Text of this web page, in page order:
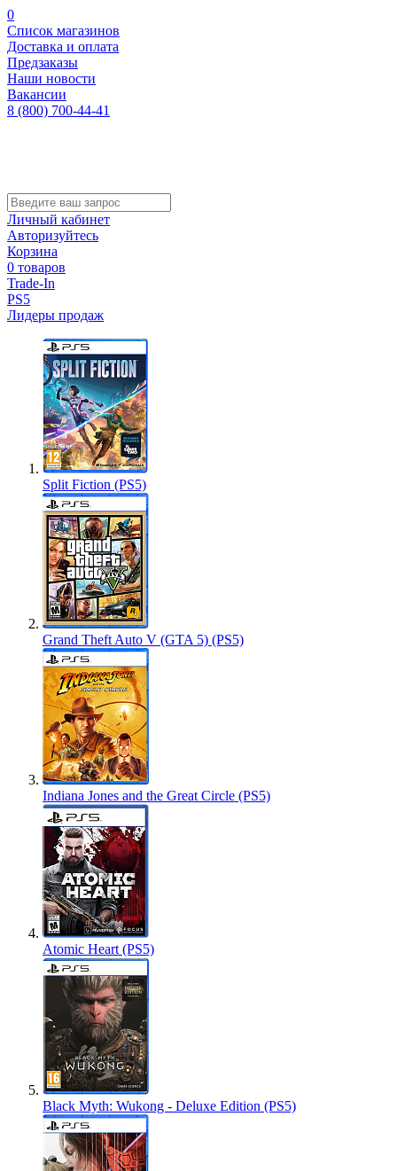
0
Список магазинов
Доставка и оплата
Предзаказы
Наши новости
Вакансии
8 (800) 700-44-41
Личный кабинет
Авторизуйтесь
Корзина
0 товаров
Trade-In
PS5
Лидеры продаж
Split Fiction (PS5)
Grand Theft Auto V (GTA 5) (PS5)
Indiana Jones and the Great Circle (PS5)
Atomic Heart (PS5)
Black Myth: Wukong - Deluxe Edition (PS5)